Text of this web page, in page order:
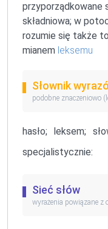
przyporządkowane
składniowa; w
rozumie się także
mianem leksemu
Słownik
podobne znaczeniowo
hasło; leksem;
specjalistycznie:
Sieć słów
wyrażenia powiązane z